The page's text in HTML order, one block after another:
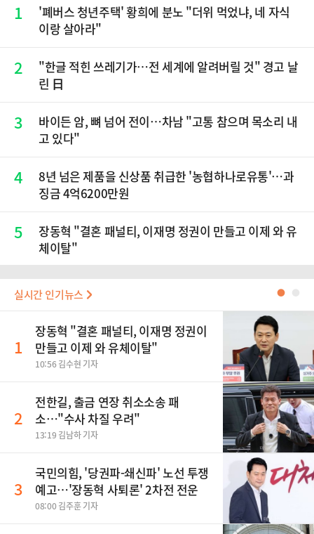
1
'폐버스 청년주택' 황희에 분노 "더위 먹었냐, 네 자식
이랑 살아라"
2
"한글 적힌 쓰레기가…전 세계에 알려버릴 것" 경고 날
린 日
3
바이든 암, 뼈 넘어 전이…차남 "고통 참으며 목소리 내
고 있다"
4
8년 넘은 제품을 신상품 취급한 '농협하나로유통'…과
징금 4억6200만원
5
장동혁 "결혼 패널티, 이재명 정권이 만들고 이제 와 유
체이탈"
실시간 인기뉴스 ●
1
장동혁 "결혼 패널티, 이재명 정권이
만들고 이제 와 유체이탈"
10:56 김수현 기자
2
전한길, 출금 연장 취소소송 패
소…"수사 차질 우려"
13:19 김남하 기자
3
국민의힘, '당권파-쇄신파' 노선 투쟁
예고…'장동혁 사퇴론' 2차전 전운
08:00 김주훈 기자